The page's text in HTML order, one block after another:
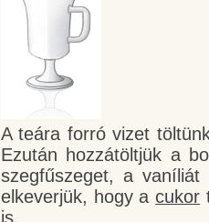
A teára forró vizet
Ezután hozzátöltjük a
szegfűszeget, a
elkeverjük, hogy acukor
is.